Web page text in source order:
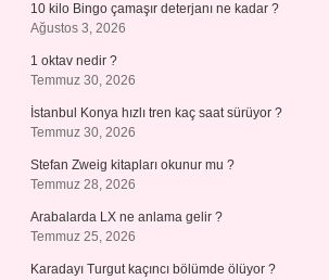
10 kilo Bingo çamaşır deterjanı ne kadar ?
Ağustos 3, 2026
1 oktav nedir ?
Temmuz 30, 2026
İstanbul Konya hızlı tren kaç saat sürüyor ?
Temmuz 30, 2026
Stefan Zweig kitapları okunur mu ?
Temmuz 28, 2026
Arabalarda LX ne anlama gelir ?
Temmuz 25, 2026
Karadayı Turgut kaçıncı bölümde ölüyor ?